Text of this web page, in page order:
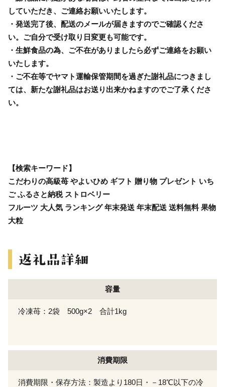
していただき、ご連絡お願いいたします。
・発送完了後、配送のメールが届きますのでご確認くださ
い。ご自分で受け取り日変更も可能です。
・生鮮食品の為、ご不在がありましたら必ずご連絡をお願い
いたします。
・ご不在等でヤマト運輸保管期間を過ぎた謝礼品につきまし
ては、新たな謝礼品はお送り出来かねますのでご了承くださ
い。
【検索キーワード】
こだわりの高級苺 やよいひめ ギフト 贈り物 プレゼント いち
ご ふるさと納税 ストロベリー
フルーツ 大人気 ランキング 年末発送 年末配送 送料無料 果物
大粒
容量
冷凍苺：2袋 500g×2 合計1kg
消費期限
消費期限・保存方法：製造より180日・－18℃以下の冷